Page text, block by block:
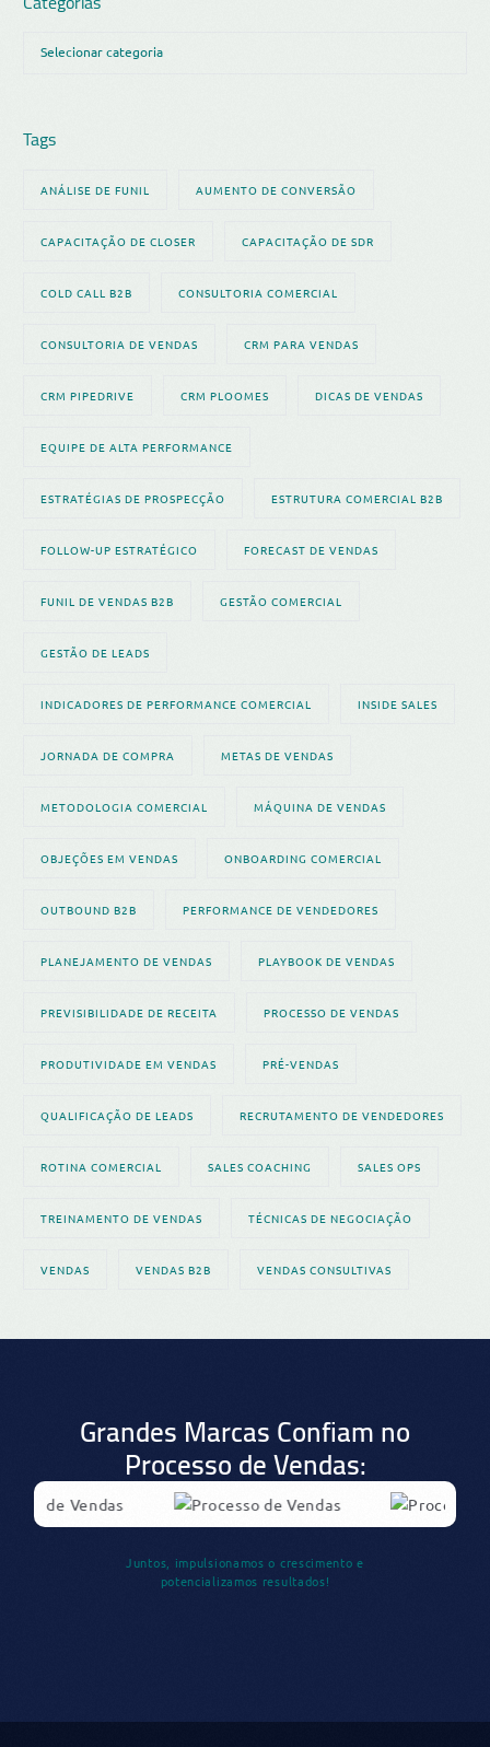
Tags
ANÁLISE DE FUNIL AUMENTO DE CONVERSÃO
CAPACITAÇÃO DE CLOSER CAPACITAÇÃO DE SDR
COLD CALL B2B CONSULTORIA COMERCIAL
CONSULTORIA DE VENDAS CRM PARA VENDAS
CRM PIPEDRIVE CRM PLOOMES DICAS DE VENDAS
EQUIPE DE ALTA PERFORMANCE
ESTRATÉGIAS DE PROSPECÇÃO ESTRUTURA COMERCIAL B2B
FOLLOW-UP ESTRATÉGICO FORECAST DE VENDAS
FUNIL DE VENDAS B2B GESTÃO COMERCIAL
GESTÃO DE LEADS
INDICADORES DE PERFORMANCE COMERCIAL INSIDE SALES
JORNADA DE COMPRA METAS DE VENDAS
METODOLOGIA COMERCIAL MÁQUINA DE VENDAS
OBJEÇÕES EM VENDAS ONBOARDING COMERCIAL
OUTBOUND B2B PERFORMANCE DE VENDEDORES
PLANEJAMENTO DE VENDAS PLAYBOOK DE VENDAS
PREVISIBILIDADE DE RECEITA PROCESSO DE VENDAS
PRODUTIVIDADE EM VENDAS PRÉ-VENDAS
QUALIFICAÇÃO DE LEADS RECRUTAMENTO DE VENDEDORES
ROTINA COMERCIAL SALES COACHING SALES OPS
TREINAMENTO DE VENDAS TÉCNICAS DE NEGOCIAÇÃO
VENDAS VENDAS B2B VENDAS CONSULTIVAS
Grandes Marcas Confiam no
Processo de Vendas:
Juntos, impulsionamos o crescimento e
potencializamos resultados!